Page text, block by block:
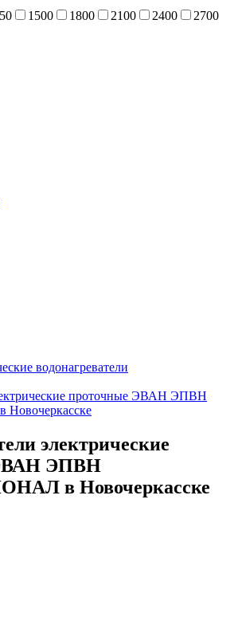
1500 1800 2100 2400
2700
водонагреватели
проточные ЭВАН ЭПВН
электрические
ЭПВН
в Новочеркасске